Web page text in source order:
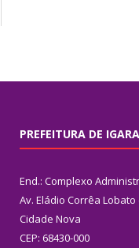
PREFEITURA DE
End.: Complexo
Av. Eládio Corrêa
Cidade Nova
CEP: 68430-000